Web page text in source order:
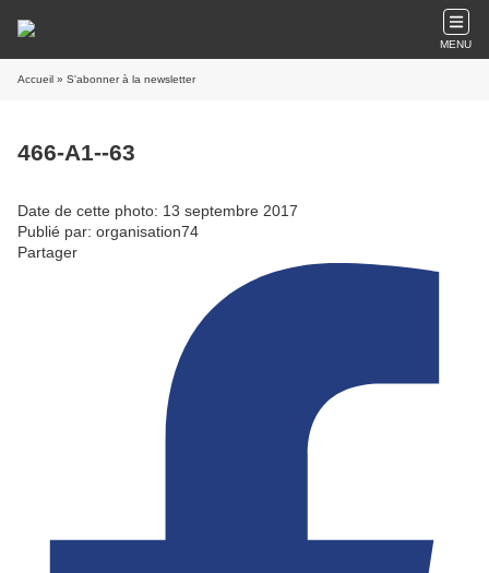
MENU
Accueil » S'abonner à la newsletter
466-A1--63
Date de cette photo: 13 septembre 2017
Publié par: organisation74
Partager